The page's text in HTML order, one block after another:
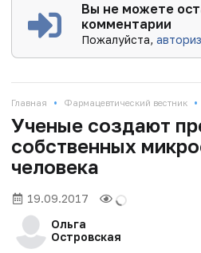
Вы не можете
комментарии
Пожалуйста,
Главная • Фармацевтический вестник •
Ученые создают
собственных
человека
19.09.2017
Ольга
Островская